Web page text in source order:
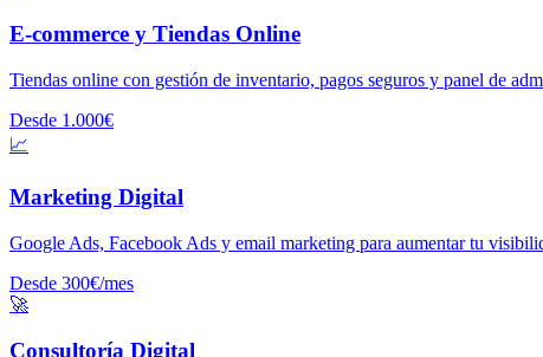
E-commerce y Tiendas Online
Tiendas online con gestión de inventario, pagos seguros y panel de
Desde 1.000€
📈
Marketing Digital
Google Ads, Facebook Ads y email marketing para aumentar tu
Desde 300€/mes
🚀
Consultoría Digital